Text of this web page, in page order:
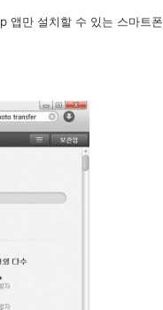
앱만 설치할 수 있는 스마트폰